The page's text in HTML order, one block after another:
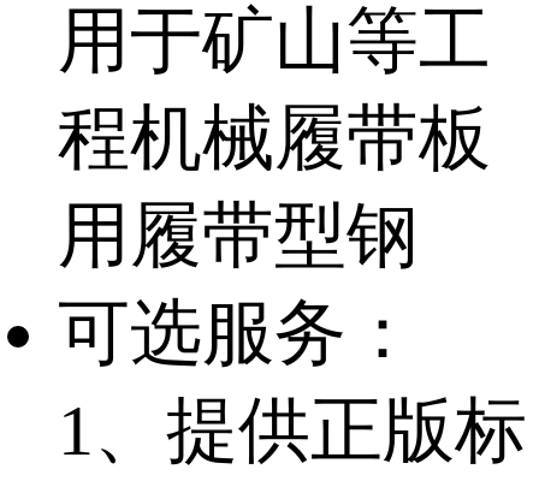
用于矿山等工
程机械履带板
用履带型钢
可选服务：
1、提供正版标